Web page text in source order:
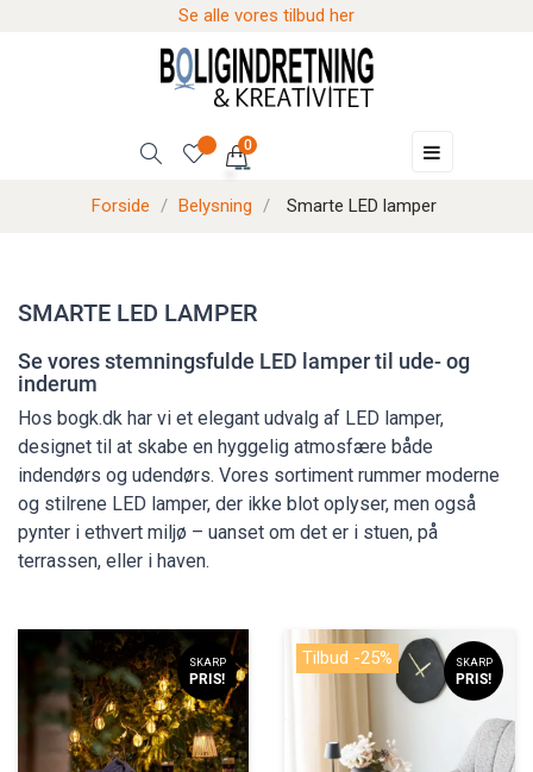
Se alle vores tilbud her
0
Skift
☰
Forside Belysning Smarte LED lamper
SMARTE LED LAMPER
Se vores stemningsfulde LED lamper til ude- og
inderum
Hos bogk.dk har vi et elegant udvalg af LED lamper,
designet til at skabe en hyggelig atmosfære både
indendørs og udendørs. Vores sortiment rummer moderne
og stilrene LED lamper, der ikke blot oplyser, men også
pynter i ethvert miljø – uanset om det er i stuen, på
terrassen, eller i haven.
SKARP
PRIS!
SKARP
PRIS!
Tilbud -25%